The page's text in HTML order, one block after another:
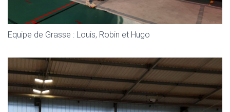
Equipe de Grasse : Louis, Robin et Hugo